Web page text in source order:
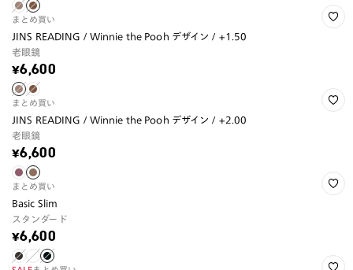
まとめ買い
JINS READING / Winnie the Pooh デザイン / +1.50
老眼鏡
¥6,600
まとめ買い
JINS READING / Winnie the Pooh デザイン / +2.00
老眼鏡
¥6,600
まとめ買い
Basic Slim
スタンダード
¥6,600